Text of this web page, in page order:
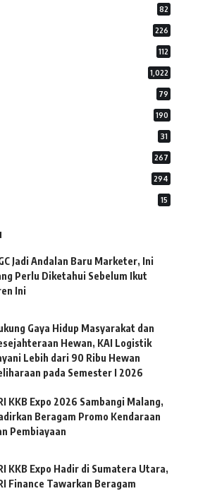
82
226
112
1,022
79
190
31
267
294
15
Jadi Andalan Baru Marketer, Ini
Perlu Diketahui Sebelum Ikut
Ini
Gaya Hidup Masyarakat dan
Hewan, KAI Logistik
Lebih dari 90 Ribu Hewan
pada Semester I 2026
KKB Expo 2026 Sambangi Malang,
Beragam Promo Kendaraan
Pembiayaan
KKB Expo Hadir di Sumatera Utara,
Finance Tawarkan Beragam